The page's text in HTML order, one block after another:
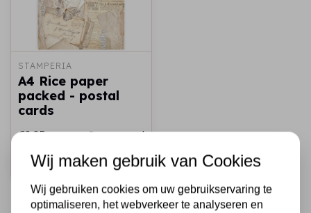
STAMPERIA
A4 Rice paper
packed - postal
cards
€2,25 Op voorraad
Snel toevoegen
Wij maken gebruik van Cookies
Wij gebruiken cookies om uw gebruikservaring te
optimaliseren, het webverkeer te analyseren en